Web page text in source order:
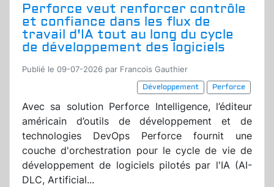
Perforce veut renforcer contrôle
et confiance dans les flux de
travail d'IA tout au long du cycle
de développement des logiciels
Publié le 09-07-2026 par Francois Gauthier
Développement
Perforce
Avec sa solution Perforce Intelligence, l’éditeur
américain d’outils de développement et de
technologies DevOps Perforce fournit une
couche d'orchestration pour le cycle de vie de
développement de logiciels pilotés par l'IA (AI-
DLC, Artificial...